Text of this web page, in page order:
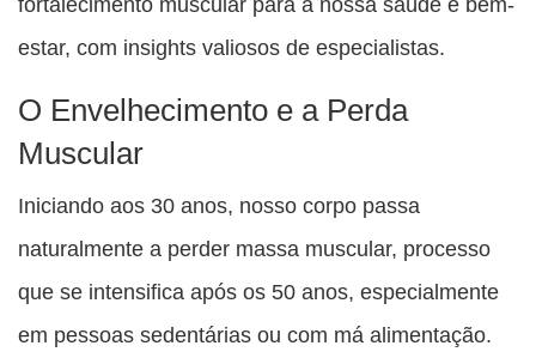
estar, com insights valiosos de especialistas.
O Envelhecimento e a Perda
Muscular
Iniciando aos 30 anos, nosso corpo passa
naturalmente a perder massa muscular, processo
que se intensifica após os 50 anos, especialmente
em pessoas sedentárias ou com má alimentação.